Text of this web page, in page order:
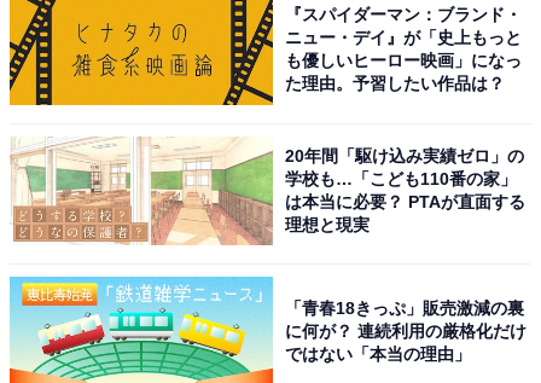
しれません。
『スパイダーマン：ブランド・
ニュー・デイ』が「史上もっと
も優しいヒーロー映画」になっ
た理由。予習したい作品は？
20年間「駆け込み実績ゼロ」の
学校も…「こども110番の家」
は本当に必要？ PTAが直面する
理想と現実
「青春18きっぷ」販売激減の裏
に何が？ 連続利用の厳格化だけ
ではない「本当の理由」